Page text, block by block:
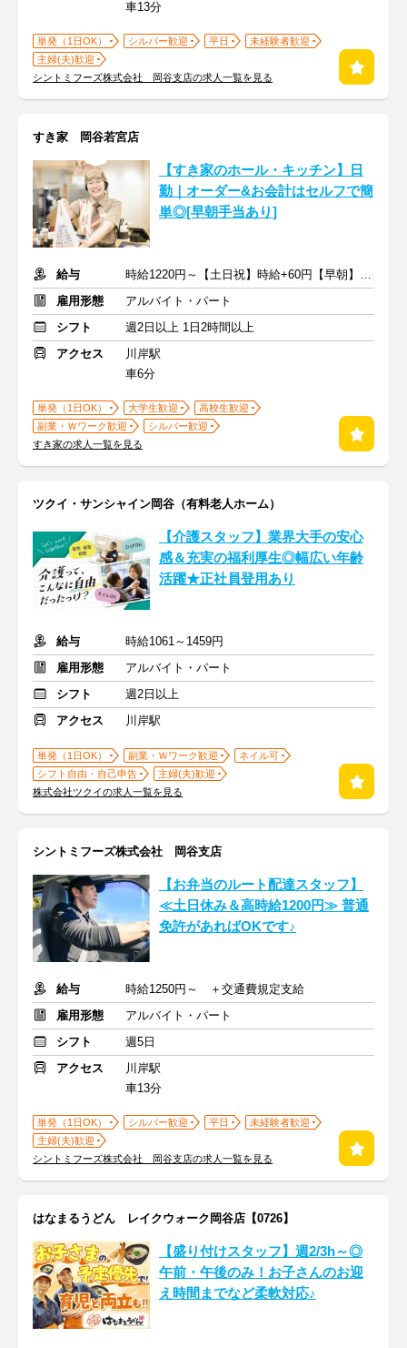
車13分
単発（1日OK） シルバー歓迎 平日
未経験者歓迎
主婦(夫)歓迎
シントミフーズ株式会社 岡谷支店の求人一覧を見る
すき家 岡谷若宮店
【すき家のホール・キッチン】日
勤｜オーダー&お会計はセルフで簡
単◎[早朝手当あり]
給与
時給1220円～【土日祝】時給+60円【早朝】時給+150円
雇用形態
アルバイト・パート
シフト
週2日以上 1日2時間以上
アクセス
川岸駅
車6分
単発（1日OK） 大学生歓迎
高校生歓迎
副業・Ｗワーク歓迎
シルバー歓迎
すき家の求人一覧を見る
ツクイ・サンシャイン岡谷（有料老人ホーム）
【介護スタッフ】業界大手の安心
感＆充実の福利厚生◎幅広い年齢
活躍★正社員登用あり
給与
時給1061～1459円
雇用形態
アルバイト・パート
シフト
週2日以上
アクセス
川岸駅
単発（1日OK） 副業・Ｗワーク歓迎
ネイル可
シフト自由・自己申告
主婦(夫)歓迎
株式会社ツクイの求人一覧を見る
シントミフーズ株式会社 岡谷支店
【お弁当のルート配達スタッフ】
≪土日休み＆高時給1200円≫ 普通
免許があればOKです♪
給与
時給1250円～ ＋交通費規定支給
雇用形態
アルバイト・パート
シフト
週5日
アクセス
川岸駅
車13分
単発（1日OK） シルバー歓迎 平日
未経験者歓迎
主婦(夫)歓迎
シントミフーズ株式会社 岡谷支店の求人一覧を見る
はなまるうどん レイクウォーク岡谷店【0726】
【盛り付けスタッフ】週2/3h～◎
午前・午後のみ！お子さんのお迎
え時間までなど柔軟対応♪